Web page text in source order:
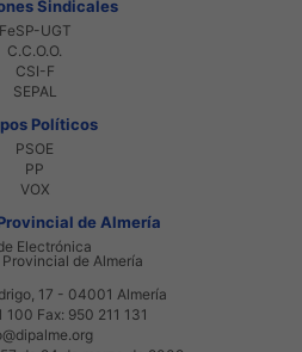
Sindicales
FeSP-UGT
C.C.O.O.
CSI-F
SEPAL
Políticos
PSOE
PP
VOX
de Almería
Electrónica
de Almería
17 - 04001 Almería
100 Fax: 950 211 131